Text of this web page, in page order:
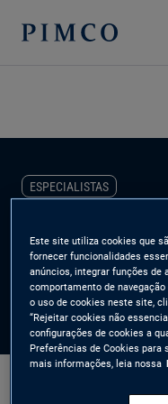
ESPECIALISTAS
Naveen
Global Wealth
Este site utiliza cookies que
fornecer funcionalidades
anúncios, integrar funções de
comportamento de
o uso de cookies neste site,
“Rejeitar cookies não
configurações de cookies a
Preferências de Cookies para
mais informações, leia nossa